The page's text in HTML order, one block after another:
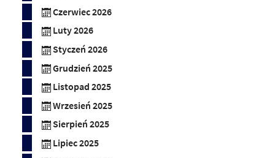
Czerwiec 2026
Luty 2026
Styczeń 2026
Grudzień 2025
Listopad 2025
Wrzesień 2025
Sierpień 2025
Lipiec 2025